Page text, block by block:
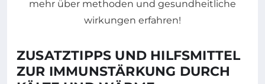
ZUSATZTIPPS UND HILFSMITTEL
ZUR IMMUNSTÄRKUNG DURCH